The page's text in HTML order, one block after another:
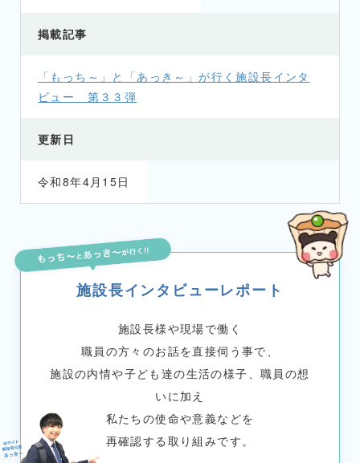
掲載記事
「もっち～」と「あっき～」が行く施設長インタ
ビュー 第３３弾
更新日
令和8年4月15日
施設長インタビューレポート
施設長様や現場で働く
職員の方々のお話を直接伺う事で、
施設の内情や子ども達の生活の様子、職員の想
いに加え
私たちの使命や意義などを
再確認する取り組みです。